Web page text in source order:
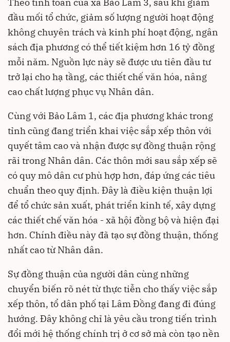
Theo tính toán của xã Bảo Lâm 3, sau khi giảm
đầu mối tổ chức, giảm số lượng người hoạt động
không chuyên trách và kinh phí hoạt động, ngân
sách địa phương có thể tiết kiệm hơn 16 tỷ đồng
mỗi năm. Nguồn lực này sẽ được ưu tiên đầu tư
trở lại cho hạ tầng, các thiết chế văn hóa, nâng
cao chất lượng phục vụ Nhân dân.
Cùng với Bảo Lâm 1, các địa phương khác trong
tỉnh cũng đang triển khai việc sắp xếp thôn với
quyết tâm cao và nhận được sự đồng thuận rộng
rãi trong Nhân dân. Các thôn mới sau sắp xếp sẽ
có quy mô dân cư phù hợp hơn, đáp ứng các tiêu
chuẩn theo quy định. Đây là điều kiện thuận lợi
để tổ chức sản xuất, phát triển kinh tế, xây dựng
các thiết chế văn hóa - xã hội đồng bộ và hiện đại
hơn. Chính điều này đã tạo sự đồng thuận, thống
nhất cao từ Nhân dân.
Sự đồng thuận của người dân cùng những
chuyển biến rõ nét từ thực tiễn cho thấy việc sắp
xếp thôn, tổ dân phố tại Lâm Đồng đang đi đúng
hướng. Đây không chỉ là yêu cầu trong tiến trình
đổi mới hệ thống chính trị ở cơ sở mà còn tạo nền